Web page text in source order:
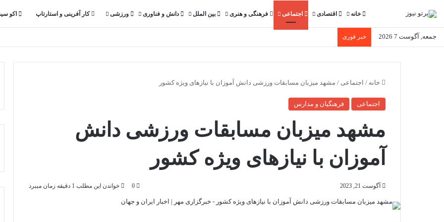
خانه اقتصادی اجتماعی فرهنگی و هنری بین الملل دانش و فناوری ورزشی کار آفرینی و استارتاپ اکو
جمعه, آگوست 7 2026 خبر فوری
خانه / اجتماعی / مشهد میزبان مسابقات ورزشی دانش آموزان با نیازهای ویژه کشور
اجتماعی فرهنگیان و مدارس
مشهد میزبان مسابقات ورزشی دانش
آموزان با نیازهای ویژه کشور
آگوست 21, 2023 0 خواندن این مطلب 1 دقیقه زمان میبرد